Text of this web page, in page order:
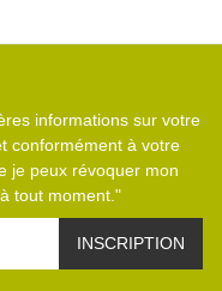
informations sur votre
conformément à votre
je peux révoquer mon
tout moment."
INSCRIPTION